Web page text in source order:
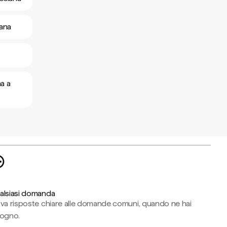
a
domanda
risposte chiare alle domande comuni, quando ne hai